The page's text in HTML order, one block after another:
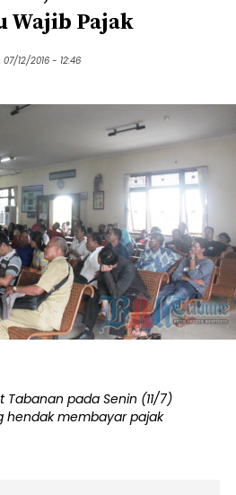
Wajib Pajak
07/12/2016 - 12:46
Tabanan pada Senin (11/7)
hendak membayar pajak